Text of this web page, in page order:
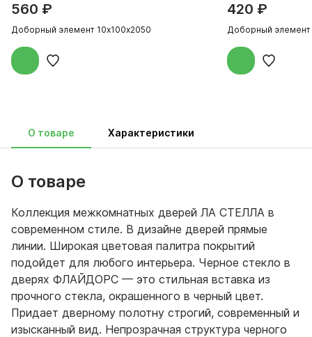
560 ₽
Доборный элемент 10х100х2050
420 ₽
Доборный элемент
О товаре Характеристики
О товаре
Коллекция межкомнатных дверей ЛА СТЕЛЛА в
современном стиле. В дизайне дверей прямые
линии. Широкая цветовая палитра покрытий
подойдет для любого интерьера. Черное стекло в
дверях ФЛАЙДОРС — это стильная вставка из
прочного стекла, окрашенного в черный цвет.
Придает дверному полотну строгий, современный и
изысканный вид. Непрозрачная структура черного